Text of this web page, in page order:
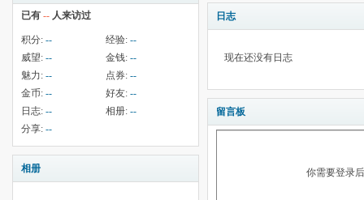
已有 -- 人来访过
积分: -- 经验: --
威望: -- 金钱: --
魅力: -- 点券: --
金币: -- 好友: --
日志: -- 相册: --
分享: --
相册
日志
现在还没有日志
留言板
你需要登录